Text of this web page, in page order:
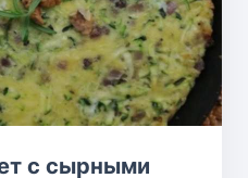
с сырными